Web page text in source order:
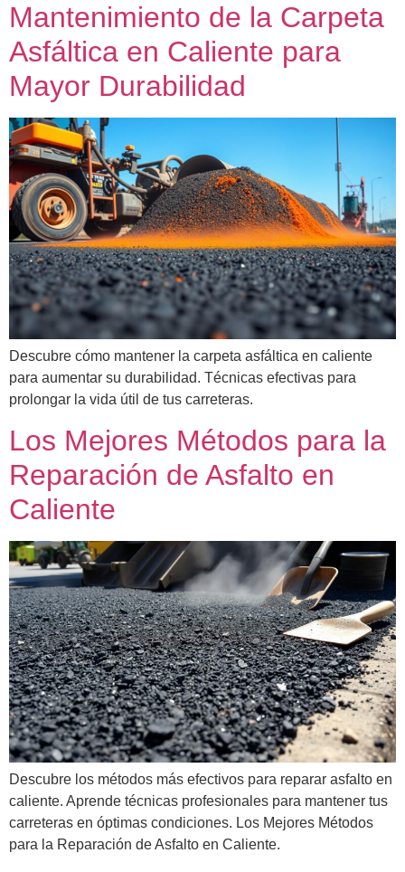
Mantenimiento de la Carpeta
Asfáltica en Caliente para
Mayor Durabilidad
Descubre cómo mantener la carpeta asfáltica en caliente
para aumentar su durabilidad. Técnicas efectivas para
prolongar la vida útil de tus carreteras.
Los Mejores Métodos para la
Reparación de Asfalto en
Caliente
Descubre los métodos más efectivos para reparar asfalto en
caliente. Aprende técnicas profesionales para mantener tus
carreteras en óptimas condiciones. Los Mejores Métodos
para la Reparación de Asfalto en Caliente.